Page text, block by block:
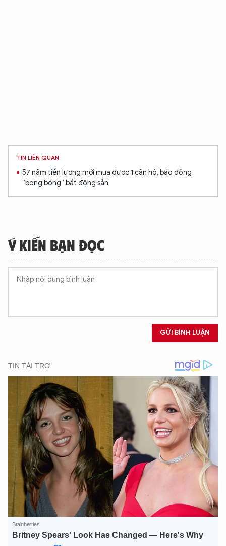
TIN LIÊN QUAN
57 năm tiền lương mới mua được 1 căn hộ, báo động
“bong bóng” bất động sản
Ý KIẾN BẠN ĐỌC
GỬI BÌNH LUẬN